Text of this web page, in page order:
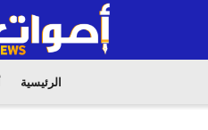
الرئيسية